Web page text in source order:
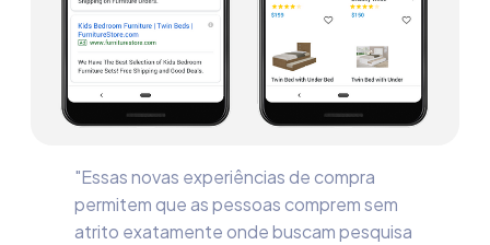
"Essas novas experiências de compra
permitem que as pessoas comprem sem
atrito exatamente onde buscam pesquisa